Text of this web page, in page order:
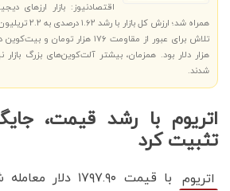
اقتصادنیوز: بازار ارزهای
همراه شد؛ ارزش
هزار دلار بود. همزمان، بیشتر آلت‌کوین‌های بزرگ
شدند.
اتریوم با رشد قیمت،
تثبیت کرد
اتریوم